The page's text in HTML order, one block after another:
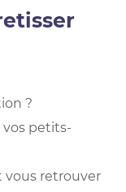
?
vos petits-
vous retrouver